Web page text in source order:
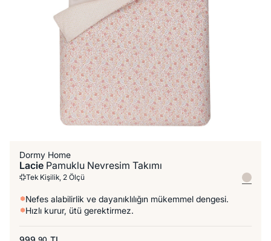
Dormy Home
Lacie Pamuklu Nevresim Takımı
Tek Kişilik, 2 Ölçü
Nefes alabilirlik ve dayanıklılığın mükemmel dengesi.
Hızlı kurur, ütü gerektirmez.